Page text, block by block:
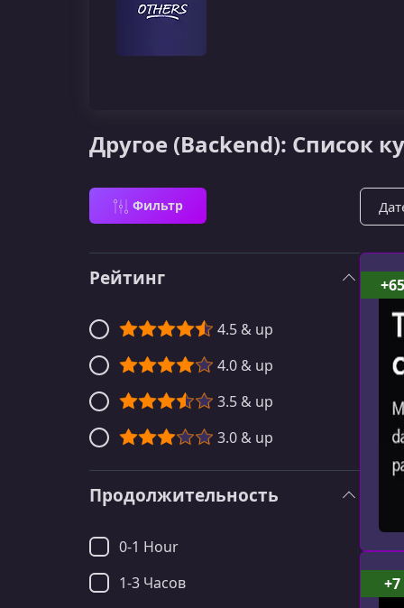
Другое (Backend): Список
Фильтр
Рейтинг
4.5 & up
4.0 & up
3.5 & up
3.0 & up
Продолжительность
0-1 Hour
1-3 Часов
+65
+7